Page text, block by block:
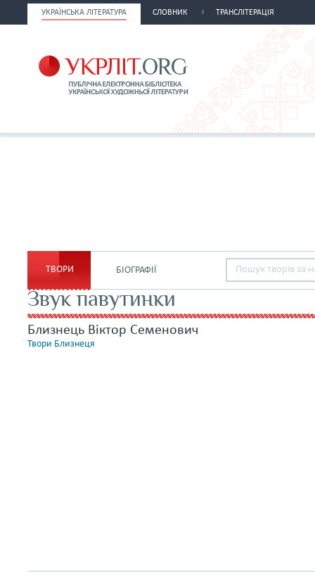
УКРАЇНСЬКА ЛІТЕРАТУРА СЛОВНИК ТРАНСЛІТЕРАЦІЯ
ТВОРИ БІОГРАФІЇ
Звук павутинки
Близнець Віктор Семенович
Твори Близнеця